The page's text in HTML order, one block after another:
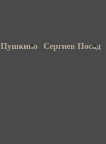
Пушкино Сергиев Посад